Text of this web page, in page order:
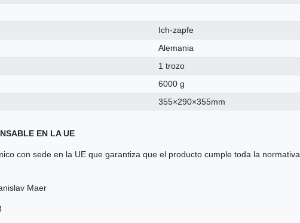
Ich-zapfe
Alemania
1 trozo
6000 g
355×290×355mm
EN LA UE
con sede en la UE que garantiza que el producto cumple toda la normativa
Maer